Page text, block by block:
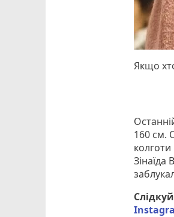
Якщо
160 см.
колготи